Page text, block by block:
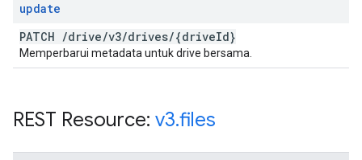
update
PATCH /drive/v3/drives/{driveId}
Memperbarui metadata untuk drive bersama.
REST Resource: v3.files